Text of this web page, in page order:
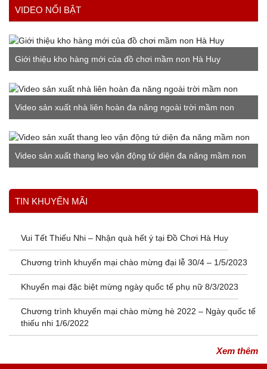
VIDEO NỔI BẬT
Giới thiệu kho hàng mới của đồ chơi mầm non Hà Huy
Video sản xuất nhà liên hoàn đa năng ngoài trời mầm non
Video sản xuất thang leo vận động tứ diện đa năng mầm non
Xem thêm
TIN KHUYẾN MÃI
Vui Tết Thiếu Nhi – Nhận quà hết ý tại Đồ Chơi Hà Huy
Chương trình khuyến mại chào mừng đại lễ 30/4 – 1/5/2023
Khuyến mại đặc biệt mừng ngày quốc tế phụ nữ 8/3/2023
Chương trình khuyến mại chào mừng hè 2022 – Ngày quốc tế
thiếu nhi 1/6/2022
Xem thêm